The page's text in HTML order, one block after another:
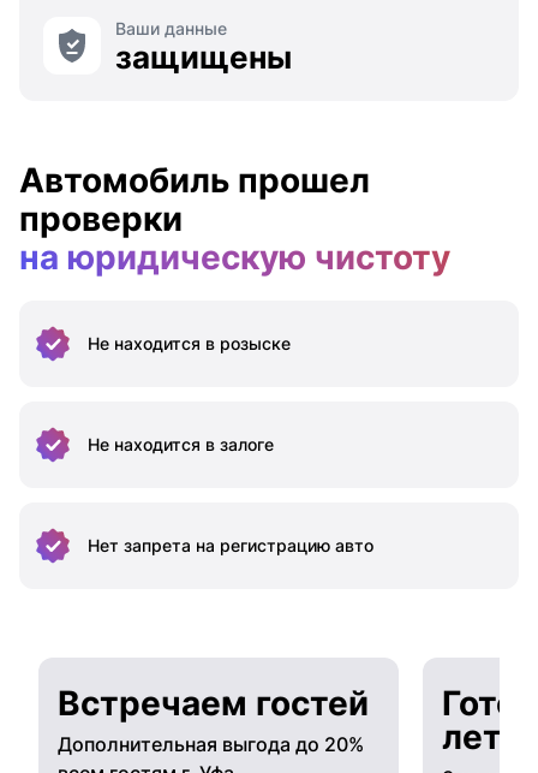
Ваши данные
защищены
Автомобиль прошел
проверки
на юридическую чистоту
Не находится в розыске
Не находится в залоге
Нет запрета на регистрацию авто
Встречаем гостей
Дополнительная выгода до 20%